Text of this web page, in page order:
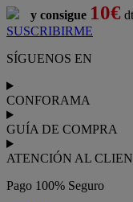
y consigue 10€
SUSCRIBIRME
SÍGUENOS EN
CONFORAMA
GUÍA DE COMPRA
ATENCIÓN AL
Pago 100% Seguro